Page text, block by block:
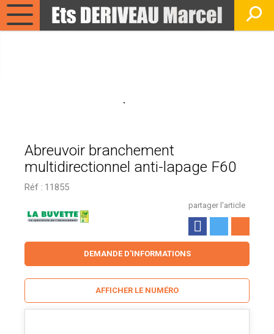
Abreuvoir branchement
multidirectionnel anti-lapage F60
Réf : 11855
partager l'article
DEMANDE D'INFORMATIONS
AFFICHER LE NUMÉRO